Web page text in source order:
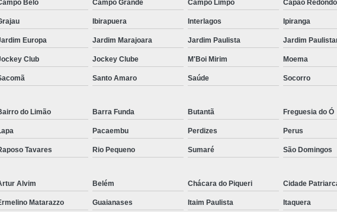
Produto para Limpar Piscina
Produto para
Produto para Limpar Piscina de Fibra
Produto
Produto para Limpar Piscina Rápido
Fornecedor
Loja de Produtos para Piscina
Produto para Piscina
Produto para Piscina Limpeza
Produto
Produto Químico para Piscina
Produtos e
Produtos para Piscina de Academia
Produtos
Produtos para Piscina de Hotel
Produtos
Reparo em Filtro para Piscina
Reparo em Filtro
Reparo Filtro para Piscina
Reparo Filtro Piscina
Belo Campo Grande Campo Limpo Capão Redondo
Ibirapuera Interlagos Ipiranga
Europa Jardim Marajoara Jardim Paulista Jardim
Club Jockey Clube M'Boi Mirim Moema
Santo Amaro Saúde Socorro
do Limão Barra Funda Butantã Freguesia do Ó
Pacaembu Perdizes Perus
Tavares Rio Pequeno Sumaré São Domingos
Alvim Belém Chácara do Piqueri Cidade
Matarazzo Guaianases Itaim Paulista Itaquera